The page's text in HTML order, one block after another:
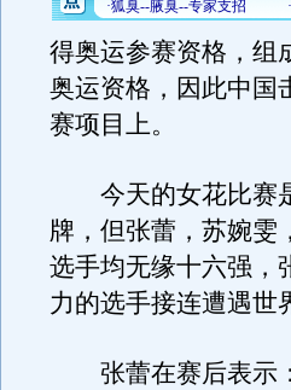
得奥运参赛资格，组
奥运资格，因此中国
赛项目上。
今天的女花比赛是
牌，但张蕾，苏婉雯
选手均无缘十六强，
力的选手接连遭遇世
张蕾在赛后表示：